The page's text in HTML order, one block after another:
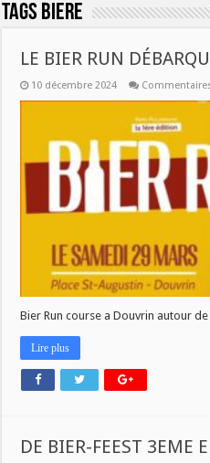
Tags biere
LE BIER RUN
10 décembre 2024
Bier Run course a Douvrin autour
Lire plus
DE BIER-FEEST 3EME